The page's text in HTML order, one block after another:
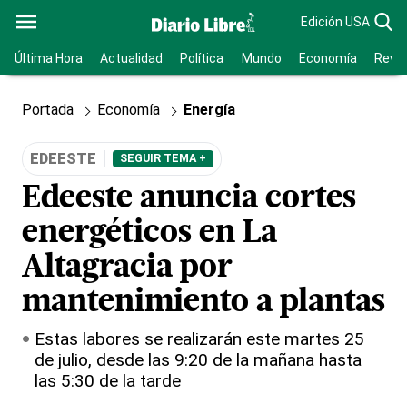
Edición USA
Última Hora Actualidad Política Mundo Economía
Portada Economía Energía
EDEESTE SEGUIR TEMA +
Edeeste anuncia cortes
energéticos en La
Altagracia por
mantenimiento a plantas
Estas labores se realizarán este martes 25
de julio, desde las 9:20 de la mañana hasta
las 5:30 de la tarde